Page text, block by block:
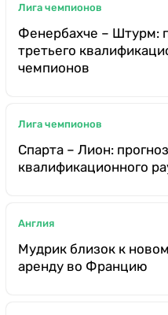
Лига чемпионов
Фенербахче – Штурм:
третьего
чемпионов
Лига чемпионов
Спарта – Лион:
квалификационного
Англия
Мудрик близок к
аренду во Францию